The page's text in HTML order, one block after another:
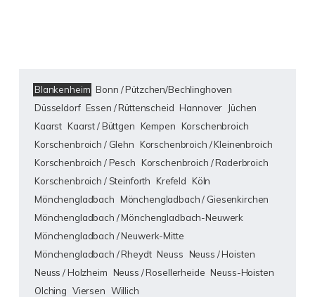
Blankenheim Bonn / Pützchen/Bechlinghoven
Düsseldorf Essen / Rüttenscheid Hannover Jüchen
Kaarst Kaarst / Büttgen Kempen Korschenbroich
Korschenbroich / Glehn Korschenbroich / Kleinenbroich
Korschenbroich / Pesch Korschenbroich / Raderbroich
Korschenbroich / Steinforth Krefeld Köln
Mönchengladbach Mönchengladbach / Giesenkirchen
Mönchengladbach / Mönchengladbach-Neuwerk
Mönchengladbach / Neuwerk-Mitte
Mönchengladbach / Rheydt Neuss Neuss / Hoisten
Neuss / Holzheim Neuss / Rosellerheide Neuss-Hoisten
Olching Viersen Willich